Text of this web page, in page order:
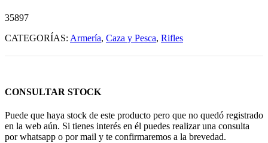
35897
CATEGORÍAS: Armería, Caza y Pesca, Rifles
CONSULTAR STOCK
Puede que haya stock de este producto pero que no quedó registrado
en la web aún. Si tienes interés en él puedes realizar una consulta
por whatsapp o por mail y te confirmaremos a la brevedad.